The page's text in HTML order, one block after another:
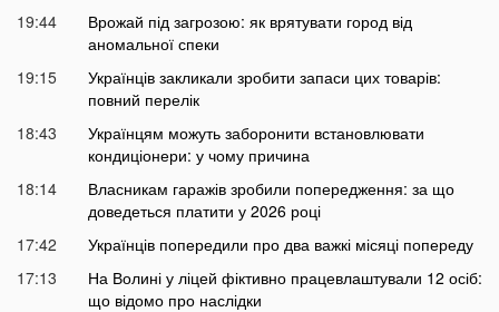
19:44
Врожай під загрозою: як врятувати город від
аномальної спеки
19:15
Українців закликали зробити запаси цих товарів:
повний перелік
18:43
Українцям можуть заборонити встановлювати
кондиціонери: у чому причина
18:14
Власникам гаражів зробили попередження: за що
доведеться платити у 2026 році
17:42
Українців попередили про два важкі місяці попереду
17:13
На Волині у ліцей фіктивно працевлаштували 12 осіб:
що відомо про наслідки